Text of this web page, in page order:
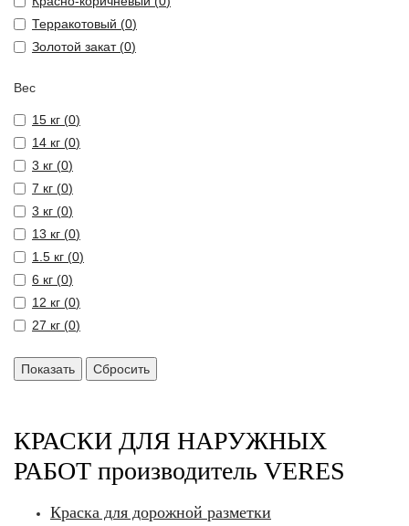
Терракотовый (0)
Золотой закат (0)
Вес
15 кг (0)
14 кг (0)
3 кг (0)
7 кг (0)
3 кг (0)
13 кг (0)
1.5 кг (0)
6 кг (0)
12 кг (0)
27 кг (0)
КРАСКИ ДЛЯ НАРУЖНЫХ
РАБОТ производитель VERES
Краска для дорожной разметки